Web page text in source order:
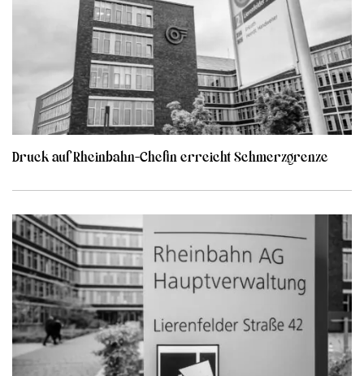
Druck auf Rheinbahn-Chefin erreicht Schmerzgrenze